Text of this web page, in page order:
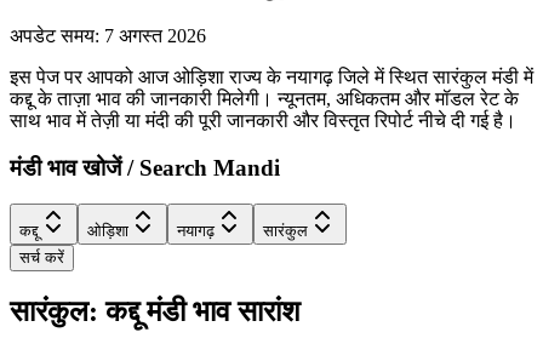
अपडेट समय: 7 अगस्त 2026
इस पेज पर आपको आज ओड़िशा राज्य के नयागढ़ जिले में स्थित सारंकुल मंडी में
कद्दू के ताज़ा भाव की जानकारी मिलेगी। न्यूनतम, अधिकतम और मॉडल रेट के
साथ भाव में तेज़ी या मंदी की पूरी जानकारी और विस्तृत रिपोर्ट नीचे दी गई है।
मंडी भाव खोजें / Search Mandi
कद्दू ओड़िशा नयागढ़
सारंकुल
सर्च करें
सारंकुल: कद्दू मंडी भाव सारांश